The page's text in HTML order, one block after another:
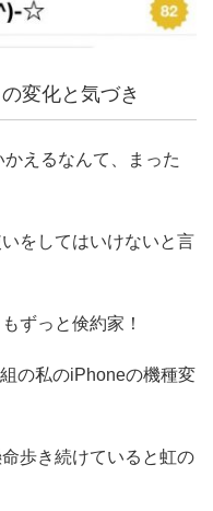
変化と気づき
えるなんて、まった
をしてはいけないと言
ずっと倹約家！
の私のiPhoneの機種変
歩き続けていると虹の